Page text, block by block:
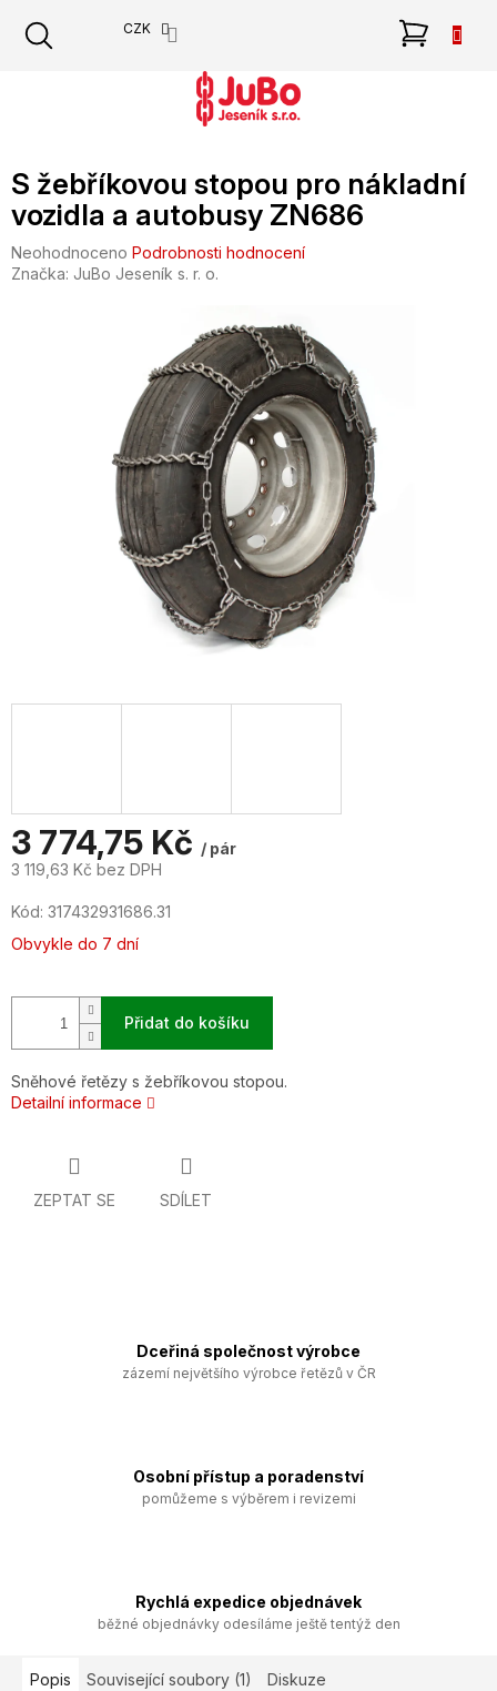
obsah
CZK
S žebříkovou stopou pro nákladní
vozidla a autobusy ZN686
Průměrné
hodnocení
Neohodnoceno Podrobnosti hodnocení
Značka: JuBo Jeseník s. r. o.
3 774,75 Kč / pár
3 119,63 Kč bez DPH
cena:
Kód: 317432931686.31
Obvykle do 7 dní
Přidat do košíku
Sněhové řetězy s žebříkovou stopou.
Detailní informace
ZEPTAT SE SDÍLET
Dceřiná společnost výrobce
zázemí největšího výrobce řetězů v ČR
Osobní přístup a poradenství
pomůžeme s výběrem i revizemi
Rychlá expedice objednávek
běžné objednávky odesíláme ještě tentýž den
Popis Související soubory (1) Diskuze